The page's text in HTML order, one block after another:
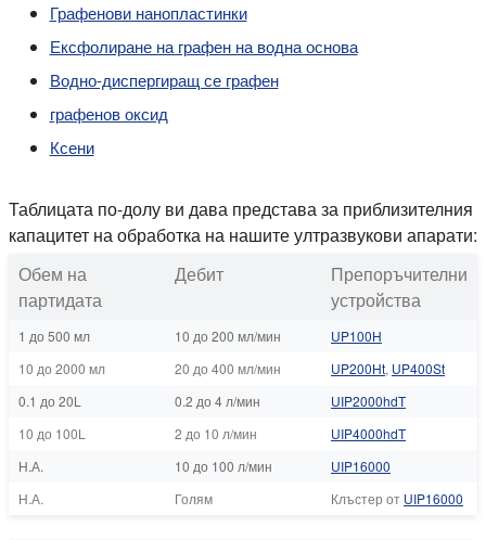
Графенови нанопластинки
Ексфолиране на графен на водна основа
Водно-диспергиращ се графен
графенов оксид
Ксени
Таблицата по-долу ви дава представа за приблизителния
капацитет на обработка на нашите ултразвукови апарати:
Обем на
партидата
Дебит
Препоръчителни
устройства
1 до 500 мл 10 до 200 мл/мин
UP100H
10 до 2000 мл
20 до 400 мл/мин UP200Ht, UP400St
0.1 до 20L
0.2 до 4 л/мин
UIP2000hdT
10 до 100L
2 до 10 л/мин
UIP4000hdT
Н.А.
10 до 100 л/мин
UIP16000
Н.А.
Голям Клъстер от UIP16000